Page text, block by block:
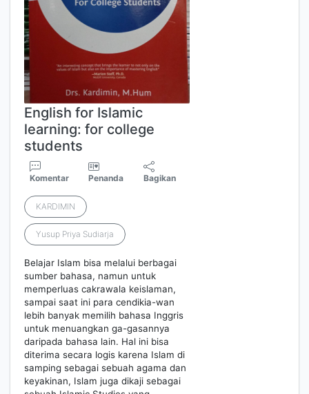
English for Islamic
learning: for college
students
Komentar Penanda Bagikan
KARDIMIN
Yusup Priya Sudiarja
Belajar Islam bisa melalui berbagai
sumber bahasa, namun untuk
memperluas cakrawala keislaman,
sampai saat ini para cendikia-wan
lebih banyak memilih bahasa Inggris
untuk menuangkan ga-gasannya
daripada bahasa lain. Hal ini bisa
diterima secara logis karena Islam di
samping sebagai sebuah agama dan
keyakinan, Islam juga dikaji sebagai